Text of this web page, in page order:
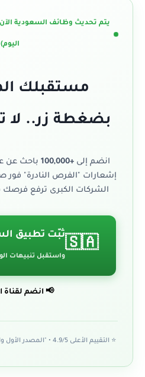
يتم تحديث وظائف السعودية
اليوم)
مستقبلك
بضغطة زر.. لا
انضم إلى +100,000
باحث عن
إشعارات "الفرص النادرة" فور
الشركات الكبرى ترفع فرصك
🇸🇦
ثبّت تطبيق
واستقبل تنبيهات
📢 انضم لقناة
⭐ التقييم الأعلى 4.9/5 • "المصدر الأول والأسيرع لوظائف المملكة اليوم"